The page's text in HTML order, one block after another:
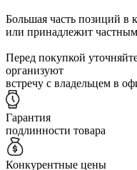
Большая часть позиций в
или принадлежит
Перед покупкой
организуют
встречу с владельцем в
Гарантия
подлинности товара
Конкурентные цены